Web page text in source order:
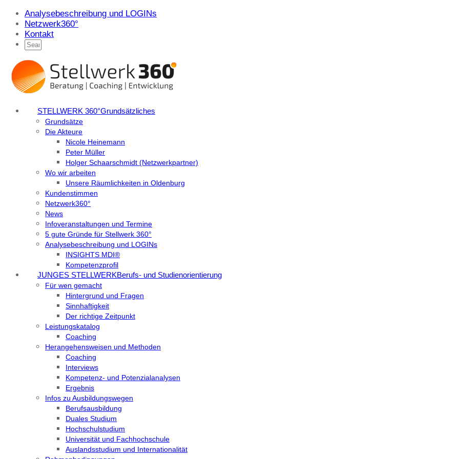
Analysebeschreibung und LOGINs
Netzwerk360°
Kontakt
STELLWERK 360°Grundsätzliches
Grundsätze
Die Akteure
Nicole Heinemann
Peter Müller
Holger Schaarschmidt (Netzwerkpartner)
Wo wir arbeiten
Unsere Räumlichkeiten in Oldenburg
Kundenstimmen
Netzwerk360°
News
Infoveranstaltungen und Termine
5 gute Gründe für Stellwerk 360°
Analysebeschreibung und LOGINs
INSIGHTS MDI®
Kompetenzprofil
JUNGES STELLWERKBerufs- und Studienorientierung
Für wen gemacht
Hintergrund und Fragen
Sinnhaftigkeit
Der richtige Zeitpunkt
Leistungskatalog
Coaching
Herangehensweisen und Methoden
Coaching
Interviews
Kompetenz- und Potenzialanalysen
Ergebnis
Infos zu Ausbildungswegen
Berufsausbildung
Duales Studium
Hochschulstudium
Universität und Fachhochschule
Auslandsstudium und Internationalität